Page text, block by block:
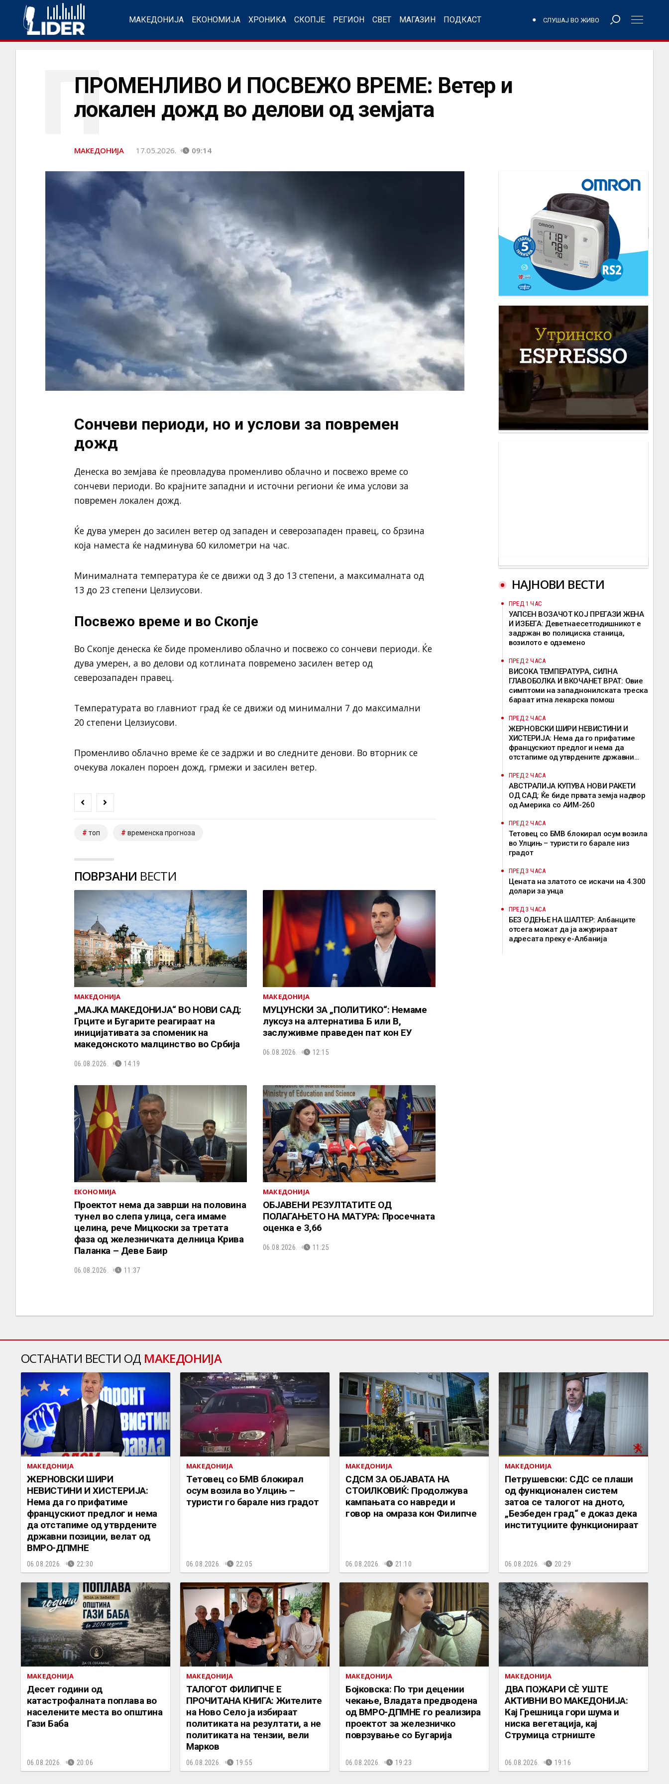
МАКЕДОНИЈА ЕКОНОМИЈА ХРОНИКА СКОПЈЕ РЕГИОН СВЕТ МАГАЗИН ПОДКАСТ СЛУШАЈ ВО ЖИВО
ПРОМЕНЛИВО И ПОСВЕЖО ВРЕМЕ: Ветер и
локален дожд во делови од земјата
П
МАКЕДОНИЈА 17.05.2026. 09:14
Сончеви периоди, но и услови за повремен
дожд
Денеска во земјава ќе преовладува променливо облачно и посвежо време со
сончеви периоди. Во крајните западни и источни региони ќе има услови за
повремен локален дожд.
Ќе дува умерен до засилен ветер од западен и северозападен правец, со брзина
која наместа ќе надминува 60 километри на час.
Минималната температура ќе се движи од 3 до 13 степени, а максималната од
13 до 23 степени Целзиусови.
Посвежо време и во Скопје
Во Скопје денеска ќе биде променливо облачно и посвежо со сончеви периоди. Ќе
дува умерен, а во делови од котлината повремено засилен ветер од
северозападен правец.
Температурата во главниот град ќе се движи од минимални 7 до максимални
20 степени Целзиусови.
Променливо облачно време ќе се задржи и во следните денови. Во вторник се
очекува локален пороен дожд, грмежи и засилен ветер.
топ временска прогноза
ПОВРЗАНИ ВЕСТИ
МАКЕДОНИЈА
„МАЈКА МАКЕДОНИЈА“ ВО НОВИ САД:
Грците и Бугарите реагираат на
иницијативата за споменик на
македонското малцинство во Србија
06.08.2026. 14:19
МАКЕДОНИЈА
МУЦУНСКИ ЗА „ПОЛИТИКО“: Немаме
луксуз на алтернатива Б или В,
заслуживме праведен пат кон ЕУ
06.08.2026. 12:15
ЕКОНОМИЈА
Проектот нема да заврши на половина
тунел во слепа улица, сега имаме
целина, рече Мицкоски за третата
фаза од железничката делница Крива
Паланка – Деве Баир
06.08.2026. 11:37
МАКЕДОНИЈА
ОБЈАВЕНИ РЕЗУЛТАТИТЕ ОД
ПОЛАГАЊЕТО НА МАТУРА: Просечната
оценка е 3,66
06.08.2026. 11:25
НАЈНОВИ ВЕСТИ
ПРЕД 1 ЧАС
УАПСЕН ВОЗАЧОТ КОЈ ПРЕГАЗИ ЖЕНА
И ИЗБЕГА: Деветнаесетгодишникот е
задржан во полициска станица,
возилото е одземено
ПРЕД 2 ЧАСА
ВИСОКА ТЕМПЕРАТУРА, СИЛНА
ГЛАВОБОЛКА И ВКОЧАНЕТ ВРАТ: Овие
симптоми на западнонилската треска
бараат итна лекарска помош
ПРЕД 2 ЧАСА
ЖЕРНОВСКИ ШИРИ НЕВИСТИНИ И
ХИСТЕРИЈА: Нема да го прифатиме
францускиот предлог и нема да
отстапиме од утврдените државни
ПРЕД 2 ЧАСА
АВСТРАЛИЈА КУПУВА НОВИ РАКЕТИ
ОД САД: Ќе биде првата земја надвор
од Америка со АИМ-260
ПРЕД 2 ЧАСА
Тетовец со БМВ блокирал осум возила
во Улцињ – туристи го барале низ
градот
ПРЕД 3 ЧАСА
Цената на златото се искачи на 4.300
долари за унца
ПРЕД 3 ЧАСА
БЕЗ ОДЕЊЕ НА ШАЛТЕР: Албанците
отсега можат да ја ажурираат
адресата преку е-Албанија
ОСТАНАТИ ВЕСТИ ОД МАКЕДОНИЈА
МАКЕДОНИЈА
ЖЕРНОВСКИ ШИРИ
НЕВИСТИНИ И ХИСТЕРИЈА:
Нема да го прифатиме
францускиот предлог и нема
да отстапиме од утврдените
државни позиции, велат од
ВМРО-ДПМНЕ
06.08.2026. 22:30
МАКЕДОНИЈА
Тетовец со БМВ блокирал
осум возила во Улцињ –
туристи го барале низ градот
06.08.2026. 22:05
МАКЕДОНИЈА
СДСМ ЗА ОБЈАВАТА НА
СТОИЛКОВИЌ: Продолжува
кампањата со навреди и
говор на омраза кон Филипче
06.08.2026. 21:10
МАКЕДОНИЈА
Петрушевски: СДС се плаши
од функционален систем
затоа се талогот на дното,
„Безбеден град“ е доказ дека
институциите функционираат
06.08.2026. 20:29
МАКЕДОНИЈА
Десет години од
катастрофалната поплава во
населените места во општина
Гази Баба
06.08.2026. 20:06
МАКЕДОНИЈА
ТАЛОГОТ ФИЛИПЧЕ Е
ПРОЧИТАНА КНИГА: Жителите
на Ново Село ја избираат
политиката на резултати, а не
политиката на тензии, вели
Марков
06.08.2026. 19:55
МАКЕДОНИЈА
Бојковска: По три децении
чекање, Владата предводена
од ВМРО-ДПМНЕ го реализира
проектот за железничко
поврзување со Бугарија
06.08.2026. 19:23
МАКЕДОНИЈА
ДВА ПОЖАРИ СÈ УШТЕ
АКТИВНИ ВО МАКЕДОНИЈА:
Кај Грешница гори шума и
ниска вегетација, кај
Струмица стрниште
06.08.2026. 19:16